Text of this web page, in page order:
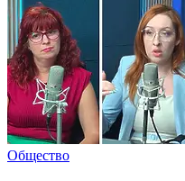
Общество